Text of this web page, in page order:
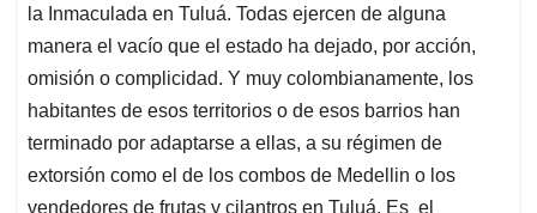
la Inmaculada en Tuluá. Todas ejercen de alguna
manera el vacío que el estado ha dejado, por acción,
omisión o complicidad. Y muy colombianamente, los
habitantes de esos territorios o de esos barrios han
terminado por adaptarse a ellas, a su régimen de
extorsión como el de los combos de Medellin o los
vendedores de frutas y cilantros en Tuluá. Es el